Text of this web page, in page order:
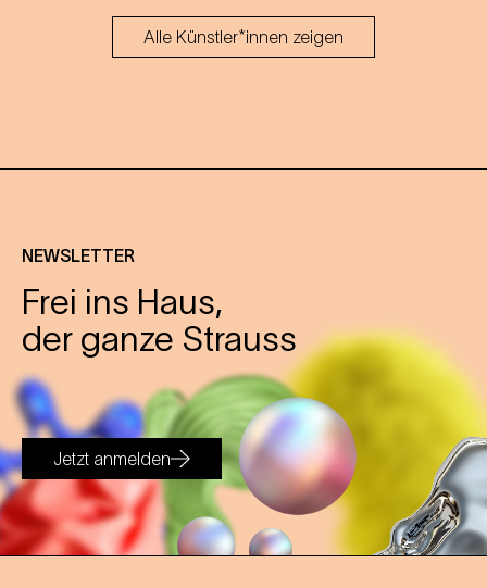
Alle Künstler*innen zeigen
NEWSLETTER
Frei ins Haus,
der ganze Strauss
Jetzt anmelden